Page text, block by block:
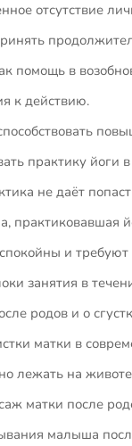
отсутствие
помощь в
к действию.
практику йоги
не даёт
практиковавшая
и
занятия в
родов и о
матки в
лежать на
матки после
малыша